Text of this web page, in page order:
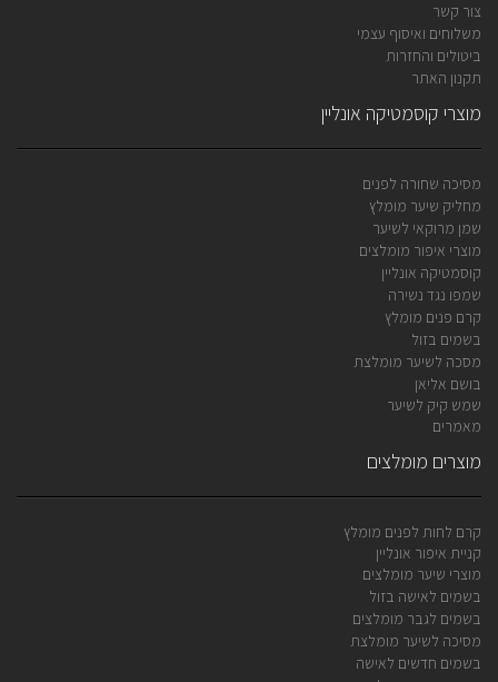
צור קשר
משלוחים ואיסוף עצמי
ביטולים והחזרות
תקנון האתר
מוצרי קוסמטיקה אונליין
מסיכה שחורה לפנים
מחליק שיער מומלץ
שמן מרוקאי לשיער
מוצרי איפור מומלצים
קוסמטיקה אונליין
שמפו נגד נשירה
קרם פנים מומלץ
בשמים בזול
מסכה לשיער מומלצת
בושם אליאן
שמש קיק לשיער
מאמרים
מוצרים מומלצים
קרם לחות לפנים מומלץ
קניית איפור אונליין
מוצרי שיער מומלצים
בשמים לאישה בזול
בשמים לגבר מומלצים
מסיכה לשיער מומלצת
בשמים חדשים לאישה